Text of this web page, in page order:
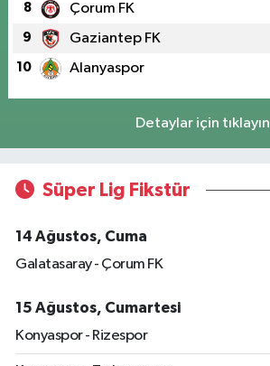
8 Çorum FK
9 Gaziantep FK
10 Alanyaspor
Detaylar için tıklayın
Süper Lig Fikstür
14 Ağustos, Cuma
Galatasaray - Çorum FK
15 Ağustos, Cumartesi
Konyaspor - Rizespor